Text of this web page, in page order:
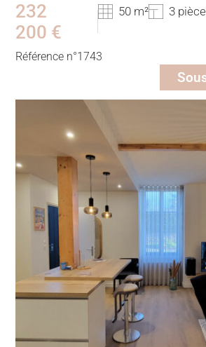
232
200 €
50 m² 3
Référence n°1743